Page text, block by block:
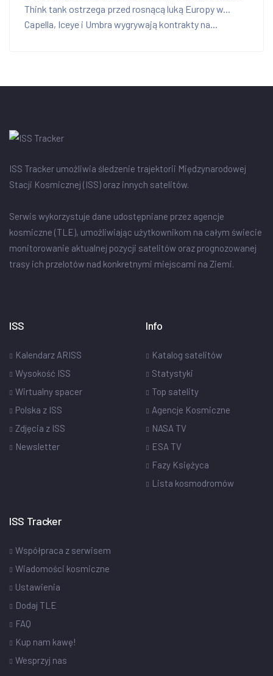
Think tank ostrzega przed rosnącą luką Europy w...
Capella, Iceye i Umbra wygrywają kontrakty na...
ISS Tracker umożliwia śledzenie trajektorii Międzynarodowej
Stacji Kosmicznej (ISS) oraz innych satelitów.
Serwis wykorzystuje dane udostępniane przez agencje
kosmiczne (TLE), umożliwiając użytkownikom na całym świecie
monitorowanie aktualnej pozycji satelitów oraz prognozowanej
trasy ich przelotów nad konkretnymi miejscami na Ziemi.
ISS
Kalendarz ARISS
Wysokość ISS
Wirtualny spacer
Polska z ISS
Zdjęcia z ISS
Newsletter
Info
Katalog satelitów
Statystyki
Top satelity
Agencje Kosmiczne
NASA TV
ESA TV
Fazy Księżyca
Lista kosmodromów
ISS Tracker
Współpraca z serwisem
Wiadomości kosmiczne
Ustawienia
Dodaj TLE
FAQ
Kup nam kawę!
Wesprzyj nas